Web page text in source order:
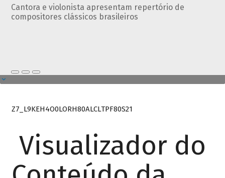
Cantora e violonista apresentam repertório de
compositores clássicos brasileiros
Z7_L9KEH4O0LORH80ALCLTPF80S21
Visualizador do